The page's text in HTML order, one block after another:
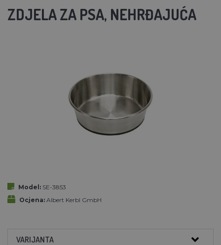
ZDJELA ZA PSA, NEHRĐAJUĆA
Model: SE-3853
Ocjena: Albert Kerbl GmbH
VARIJANTA